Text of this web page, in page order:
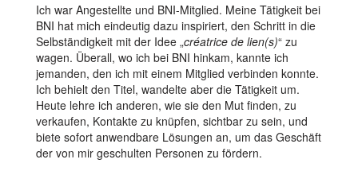
Ich war Angestellte und BNI-Mitglied. Meine Tätigkeit bei
BNI hat mich eindeutig dazu inspiriert, den Schritt in die
Selbständigkeit mit der Idee „créatrice de lien(s)“ zu
wagen. Überall, wo ich bei BNI hinkam, kannte ich
jemanden, den ich mit einem Mitglied verbinden konnte.
Ich behielt den Titel, wandelte aber die Tätigkeit um.
Heute lehre ich anderen, wie sie den Mut finden, zu
verkaufen, Kontakte zu knüpfen, sichtbar zu sein, und
biete sofort anwendbare Lösungen an, um das Geschäft
der von mir geschulten Personen zu fördern.